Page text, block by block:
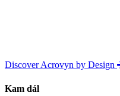
Discover Acrovyn by Design
Kam dál